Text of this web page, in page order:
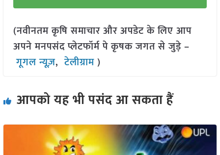
(नवीनतम कृषि समाचार और अपडेट के लिए आप
अपने मनपसंद प्लेटफॉर्म पे कृषक जगत से जुड़े –
गूगल न्यूज़,टेलीग्राम )
आपको यह भी पसंद आ सकता हैं